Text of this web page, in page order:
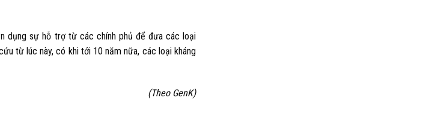
dụng sự hỗ trợ từ các chính phủ để đưa các loại
từ lúc này, có khi tới 10 năm nữa, các loại kháng
(Theo GenK)